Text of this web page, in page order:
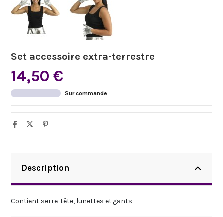
Set accessoire extra-terrestre
14,50 €
Sur commande
Description
Contient serre-tête, lunettes et gants